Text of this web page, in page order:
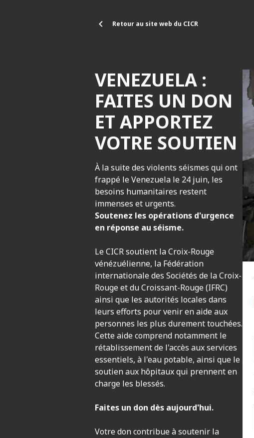
Retour au site web du CICR
VENEZUELA :
FAITES UN DON
ET APPORTEZ
VOTRE SOUTIEN
À la suite des violents séismes qui ont
frappé le Venezuela le 24 juin, les
besoins humanitaires restent
immenses et urgents.
Soutenez les opérations d'urgence
en réponse au séisme.
Le CICR soutient la Croix-Rouge
vénézuélienne, la Fédération
internationale des Sociétés de la Croix-
Rouge et du Croissant-Rouge (IFRC)
ainsi que les autorités locales dans
leurs efforts pour venir en aide aux
personnes les plus durement touchées.
Cette aide comprend notamment le
rétablissement de l'accès aux services
essentiels, à l'eau potable, ainsi que le
soutien aux hôpitaux qui prennent en
charge les blessés.
Faites un don dès aujourd'hui.
Votre don contribue à soutenir la